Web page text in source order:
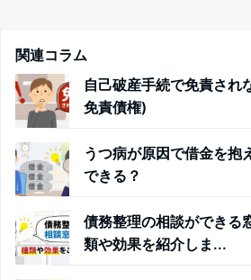
関連コラム
自己破産手続で免責され
免責債権)
うつ病が原因で借金を抱
できる？
債務整理の相談ができる
類や効果を紹介しま...